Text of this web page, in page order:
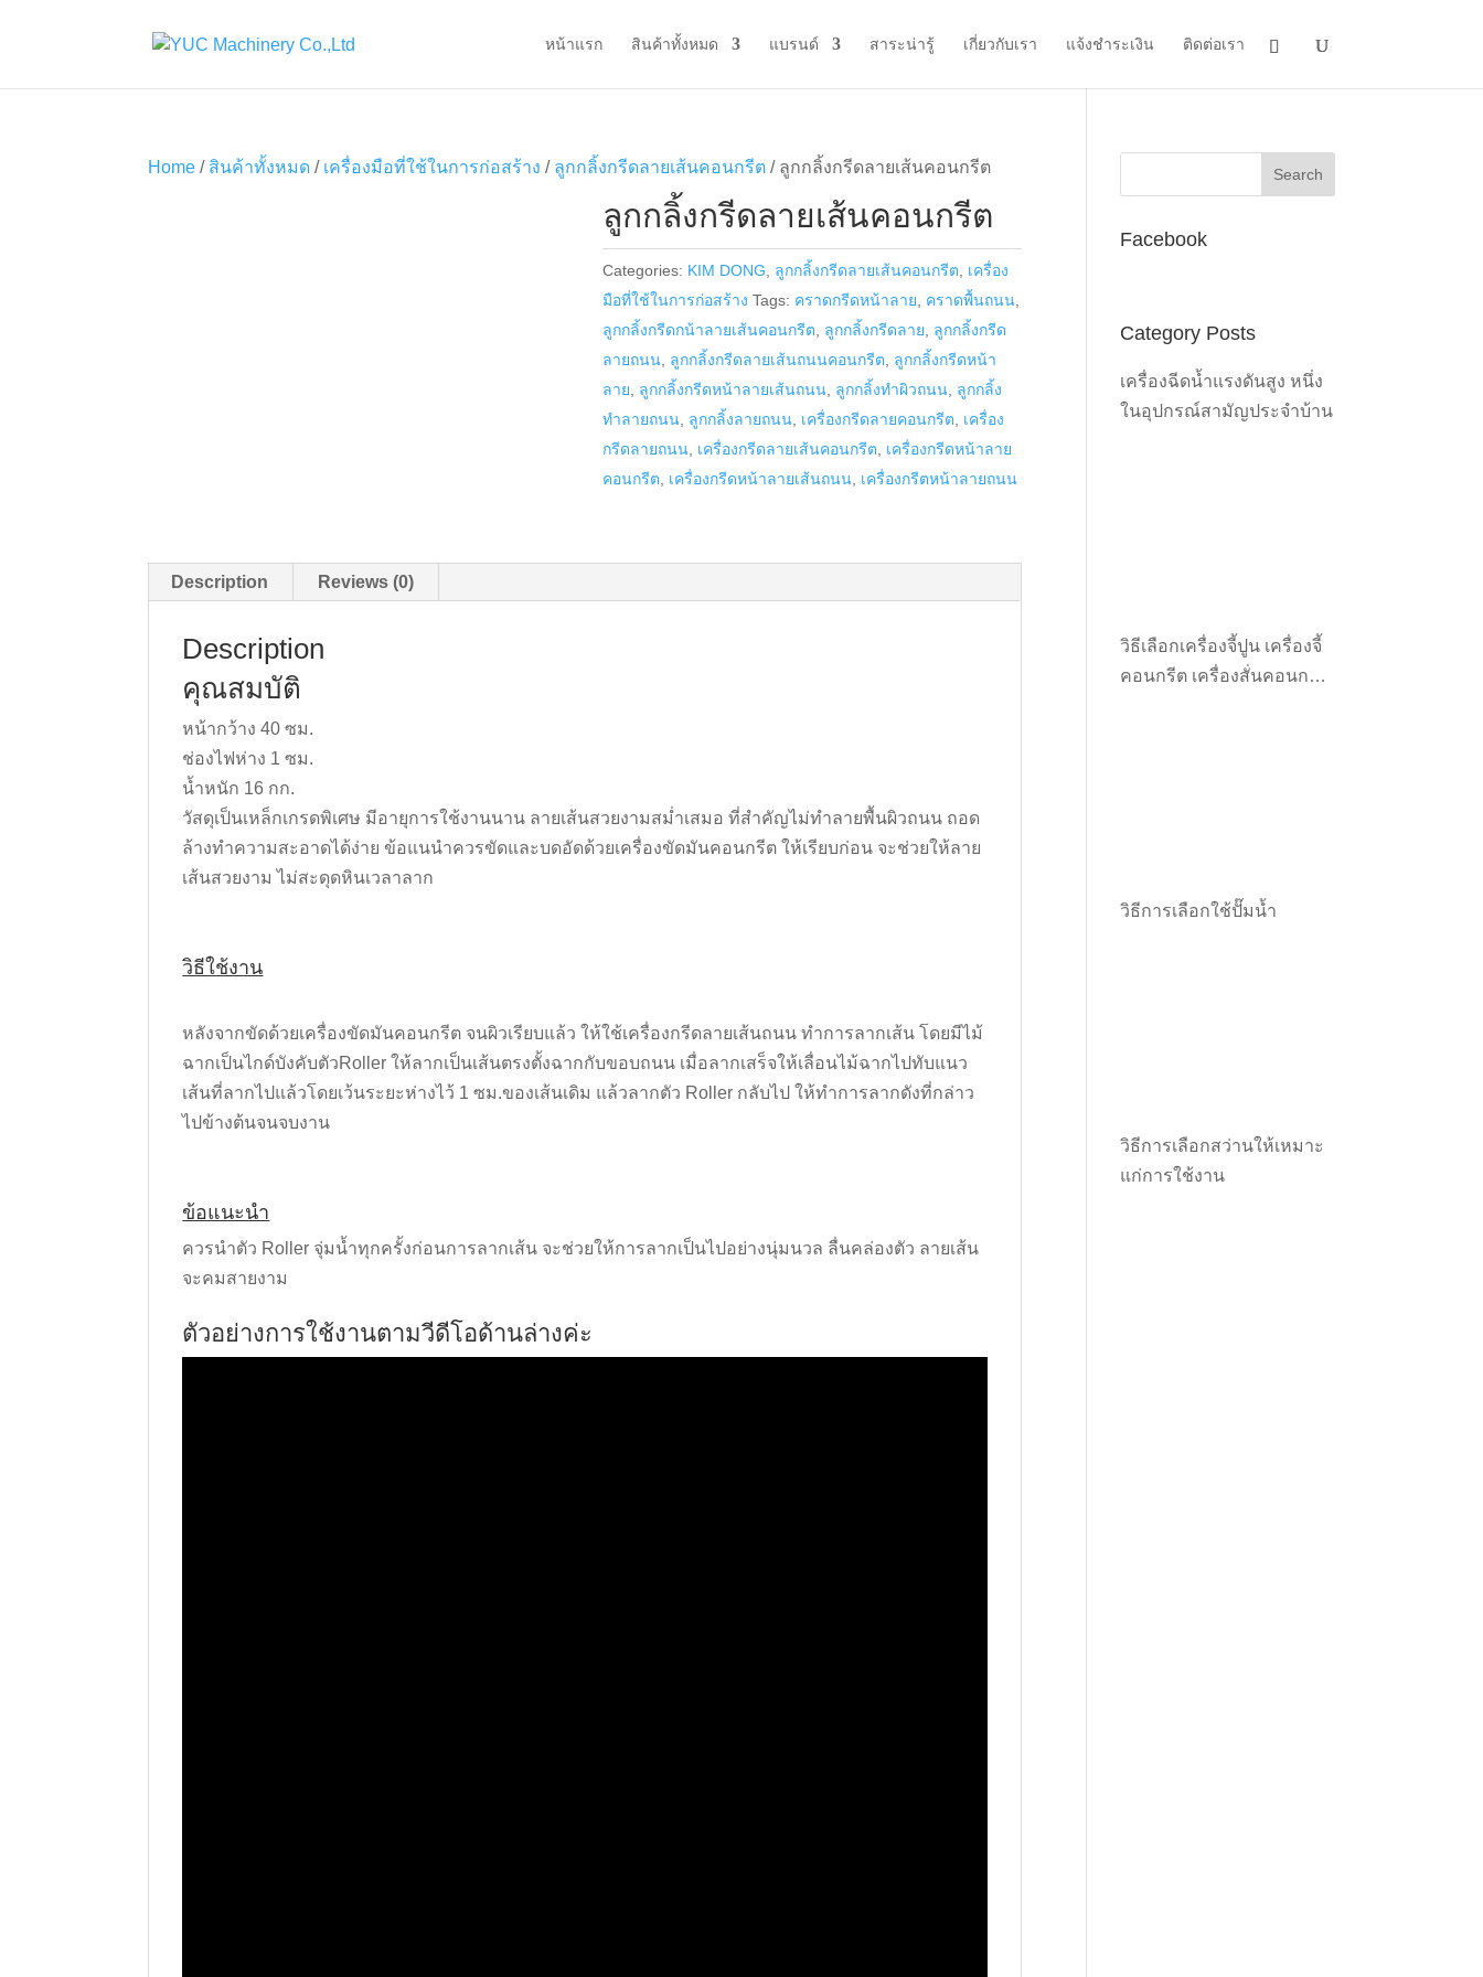
หน้าแรก สินค้าทั้งหมด แบรนด์ สาระน่ารู้ เกี่ยวกับเรา แจ้งชำระเงิน ติดต่อเรา
Home / สินค้าทั้งหมด / เครื่องมือที่ใช้ในการก่อสร้าง / ลูกกลิ้งกรีดลายเส้นคอนกรีต / ลูกกลิ้งกรีดลายเส้นคอนกรีต
ลูกกลิ้งกรีดลายเส้นคอนกรีต
Categories: KIM DONG ลูกกลิ้งกรีดลายเส้นคอนกรีต
เครื่อง
มือที่ใช้ในการก่อสร้าง Tags: คราดกรีดหน้าลาย คราดพื้นถนน
ลูกกลิ้งกรีดกน้าลายเส้นคอนกรีต
ลูกกลิ้งกรีดลาย
ลูกกลิ้งกรีด
ลายถนน ลูกกลิ้งกรีดลายเส้นถนนคอนกรีต
ลูกกลิ้งกรีดหน้า
ลาย
ลูกกลิ้งกรีดหน้าลายเส้นถนน ลูกกลิ้งทำผิวถนน ลูกกลิ้ง
ทำลายถนน ลูกกลิ้งลายถนน เครื่องกรีดลายคอนกรีต
เครื่อง
กรีดลายถนน เครื่องกรีดลายเส้นคอนกรีต
เครื่องกรีดหน้าลาย
คอนกรีต
เครื่องกรีดหน้าลายเส้นถนน เครื่องกรีตหน้าลายถนน
Description Reviews (0)
Description
คุณสมบัติ
หน้ากว้าง 40 ซม.
ช่องไฟห่าง 1 ซม.
น้ำหนัก 16 กก.
วัสดุเป็นเหล็กเกรดพิเศษ มีอายุการใช้งานนาน ลายเส้นสวยงามสม่ำเสมอ ที่สำคัญไม่ทำลายพื้นผิวถนน ถอด
ล้างทำความสะอาดได้ง่าย ข้อแนนำควรขัดและบดอัดด้วยเครื่องขัดมันคอนกรีต ให้เรียบก่อน จะช่วยให้ลาย
เส้นสวยงาม ไม่สะดุดหินเวลาลาก
วิธีใช้งาน
หลังจากขัดด้วยเครื่องขัดมันคอนกรีต จนผิวเรียบแล้ว ให้ใช้เครื่องกรีดลายเส้นถนน ทำการลากเส้น โดยมีไม้
ฉากเป็นไกด์บังคับตัวRoller ให้ลากเป็นเส้นตรงตั้งฉากกับขอบถนน เมื่อลากเสร็จให้เลื่อนไม้ฉากไปทับแนว
เส้นที่ลากไปแล้วโดยเว้นระยะห่างไว้ 1 ซม.ของเส้นเดิม แล้วลากตัว Roller กลับไป ให้ทำการลากดังที่กล่าว
ไปข้างต้นจนจบงาน
ข้อแนะนำ
ควรนำตัว Roller จุ่มน้ำทุกครั้งก่อนการลากเส้น จะช่วยให้การลากเป็นไปอย่างนุ่มนวล ลื่นคล่องตัว ลายเส้น
จะคมสายงาม
ตัวอย่างการใช้งานตามวีดีโอด้านล่างค่ะ
Facebook
Category Posts
เครื่องฉีดน้ำแรงดันสูง หนึ่ง
ในอุปกรณ์สามัญประจำบ้าน
วิธีเลือกเครื่องจี้ปูน เครื่องจี้
คอนกรีต เครื่องสั่นคอนกรีต
วิธีการเลือกใช้ปั๊มน้ำ
วิธีการเลือกสว่านให้เหมาะ
แก่การใช้งาน